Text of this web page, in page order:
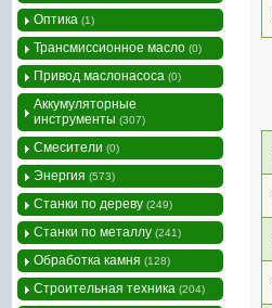
Оптика (1)
Трансмиссионное масло (0)
Привод маслонасоса (0)
Аккумуляторные
инструменты (307)
Смесители (0)
Энергия (573)
Станки по дереву (249)
Станки по металлу (241)
Обработка камня (128)
Строительная техника (204)